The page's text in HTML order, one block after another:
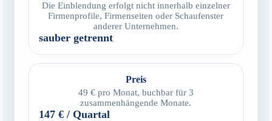
Die Einblendung erfolgt nicht innerhalb einzelner
Firmenprofile, Firmenseiten oder Schaufenster
anderer Unternehmen.
sauber getrennt
Preis
49 € pro Monat, buchbar für 3
zusammenhängende Monate.
147 € / Quartal